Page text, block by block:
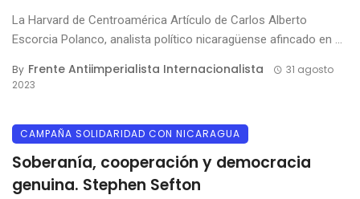
La Harvard de Centroamérica Artículo de Carlos Alberto
Escorcia Polanco, analista político nicaragüense afincado en ...
By Frente Antiimperialista Internacionalista
31 agosto
2023
CAMPAÑA SOLIDARIDAD CON NICARAGUA
Soberanía, cooperación y democracia
genuina. Stephen Sefton